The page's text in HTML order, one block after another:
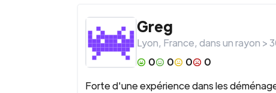
Greg
Lyon, France, dans un rayon >
0
0 0
0
Forte d'une expérience dans les